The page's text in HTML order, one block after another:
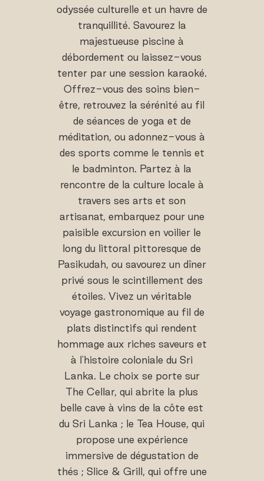
odyssée culturelle et un havre de
tranquillité. Savourez la
majestueuse piscine à
débordement ou laissez-vous
tenter par une session karaoké.
Offrez-vous des soins bien-
être, retrouvez la sérénité au fil
de séances de yoga et de
méditation, ou adonnez-vous à
des sports comme le tennis et
le badminton. Partez à la
rencontre de la culture locale à
travers ses arts et son
artisanat, embarquez pour une
paisible excursion en voilier le
long du littoral pittoresque de
Pasikudah, ou savourez un dîner
privé sous le scintillement des
étoiles. Vivez un véritable
voyage gastronomique au fil de
plats distinctifs qui rendent
hommage aux riches saveurs et
à l'histoire coloniale du Sri
Lanka. Le choix se porte sur
The Cellar, qui abrite la plus
belle cave à vins de la côte est
du Sri Lanka ; le Tea House, qui
propose une expérience
immersive de dégustation de
thés ; Slice & Grill, qui offre une